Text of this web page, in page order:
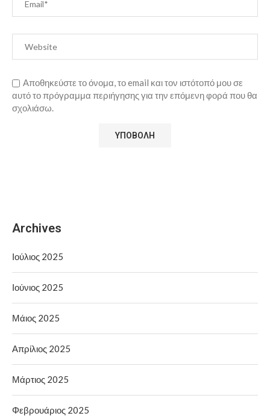
Αποθηκεύστε το όνομα, το email και τον ιστότοπό μου σε
αυτό το πρόγραμμα περιήγησης για την επόμενη φορά που θα
σχολιάσω.
Archives
Ιούλιος 2025
Ιούνιος 2025
Μάιος 2025
Απρίλιος 2025
Μάρτιος 2025
Φεβρουάριος 2025